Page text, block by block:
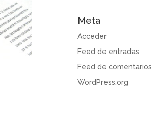
Meta
Acceder
Feed de entradas
Feed de comentarios
WordPress.org